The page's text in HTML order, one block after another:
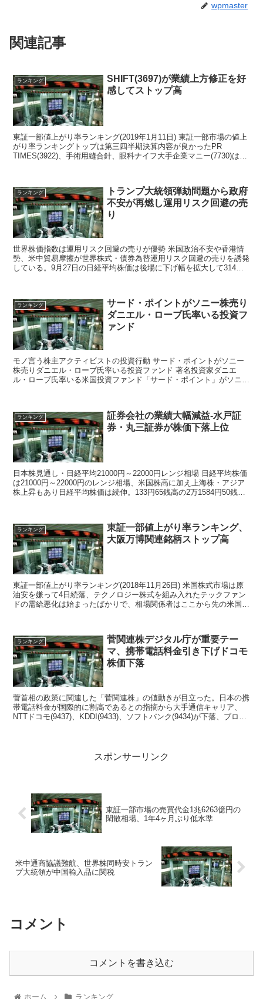
wpmaster
関連記事
ランキング
SHIFT(3697)が業績上方修正を好
感してストップ高
東証一部値上がり率ランキング(2019年1月11日) 東証一部市場の値上
がり率ランキングトップは第三四半期決算内容が良かったPR
TIMES(3922)、手術用縫合針、眼科ナイフ大手企業マニー(7730)は第
ランキング
トランプ大統領弾劾問題から政府
不安が再燃し運用リスク回避の売
り
世界株価指数は運用リスク回避の売りが優勢 米国政治不安や香港情
勢、米中貿易摩擦が世界株式・債券為替運用リスク回避の売りを誘発
している。9月27日の日経平均株価は後場に下げ幅を拡大して314円
ランキング
サード・ポイントがソニー株売り
ダニエル・ローブ氏率いる投資フ
ァンド
モノ言う株主アクティビストの投資行動 サード・ポイントがソニー
株売りダニエル・ローブ氏率いる投資ファンド 著名投資家ダニエ
ル・ローブ氏率いる米国投資ファンド「サード・ポイント」がソニー
ランキング
証券会社の業績大幅減益-水戸証
券・丸三証券が株価下落上位
日本株見通し・日経平均21000円～22000円レンジ相場 日経平均株価
は21000円～22000円のレンジ相場、米国株高に加え上海株・アジア
株上昇もあり日経平均株価は続伸。133円65銭高の2万1584円50銭で
ランキング
東証一部値上がり率ランキング、
大阪万博関連銘柄ストップ高
東証一部値上がり率ランキング(2018年11月26日) 米国株式市場は原
油安を嫌って4日続落、テクノロジー株式を組み入れたテックファン
ドの需給悪化は始まったばかりで、相場関係者はここから先の米国株
ランキング
菅関連株デジタル庁が重要テー
マ、携帯電話料金引き下げドコモ
株価下落
菅首相の政策に関連した「菅関連株」の値動きが目立った。日本の携
帯電話料金が国際的に割高であるとの指摘から大手通信キャリア、
NTTドコモ(9437)、KDDI(9433)、ソフトバンク(9434)が下落、ブロー
スポンサーリンク
東証一部市場の売買代金1兆6263億円の
閑散相場、1年4ヶ月ぶり低水準
米中通商協議難航、世界株同時安トラン
プ大統領が中国輸入品に関税
コメント
コメントを書き込む
ホーム ランキング